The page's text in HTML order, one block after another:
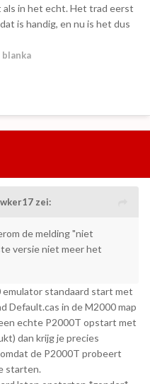
in het echt. Het trad eerst
is handig, en nu is het dus
zei:
de melding "niet
versie niet meer het
emulator standaard start met
Default.cas in de M2000 map
echte P2000T opstart met
dan krijg je precies
de P2000T probeert
starten.